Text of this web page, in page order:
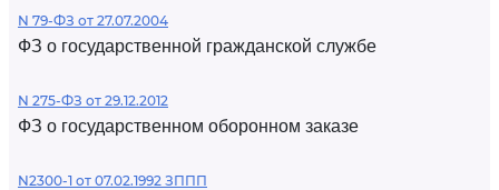
N 79-ФЗ от 27.07.2004
ФЗ о государственной гражданской службе
N 275-ФЗ от 29.12.2012
ФЗ о государственном оборонном заказе
N2300-1 от 07.02.1992 ЗППП